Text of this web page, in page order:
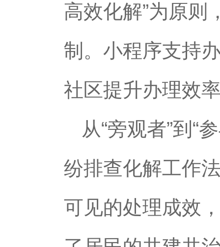
高效化解”为原则
制。小程序支持
社区提升办理效
从“旁观者”到“
纷排查化解工作
可见的处理成效